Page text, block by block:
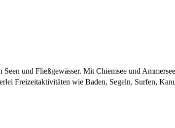
und Fließgewässer. Mit Chiemsee und
Freizeitaktivitäten wie Baden, Segeln, Surfen,